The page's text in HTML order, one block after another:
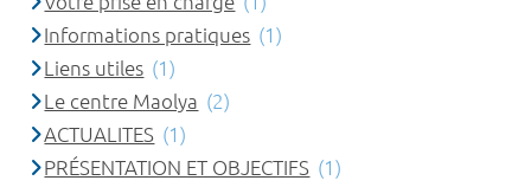
Informations pratiques (1)
Liens utiles (1)
Le centre Maolya (2)
ACTUALITES (1)
PRÉSENTATION ET OBJECTIFS (1)